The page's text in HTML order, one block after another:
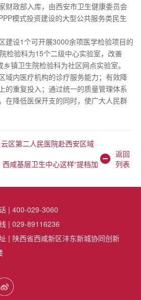
财政部入库，由西安市卫生健康委员会
模式投资建设的大型公共服务类民生
建设1个可开展3000余项医学检验项目的
检验科为15个二级中心实验室，改善
镇卫生院检验科为社区网点实验室。
域内医疗机构的诊疗服务能力；有效降
的重复投入；通过统一的质量管理体系
在降低医保开支的同时，使广大人民群
区第二人民医院赴西安区域
咸基层卫生中心这样“提档加
返回
列表
| 400-029-3060
| 029-89116236
| 陕西省西咸新区沣东新城协同创新